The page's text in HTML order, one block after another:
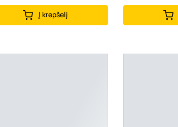
Į krepšelį